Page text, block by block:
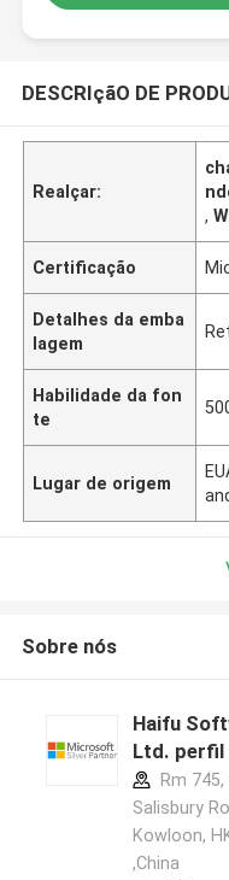
DESCRIçãO DE
Realçar:
,
Certificação
Detalhes da emba
lagem
Habilidade da fon
te
Lugar de origem
Sobre nós
Haifu
Ltd.
Rm
Salisbury
Kowloon,
,China